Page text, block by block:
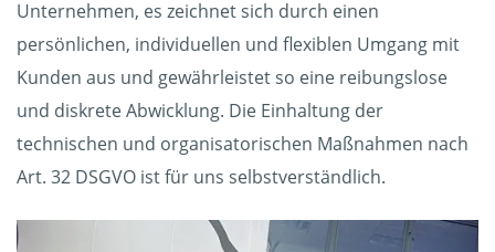
Unternehmen, es zeichnet sich durch einen
persönlichen, individuellen und flexiblen Umgang mit
Kunden aus und gewährleistet so eine reibungslose
und diskrete Abwicklung. Die Einhaltung der
technischen und organisatorischen Maßnahmen nach
Art. 32 DSGVO ist für uns selbstverständlich.